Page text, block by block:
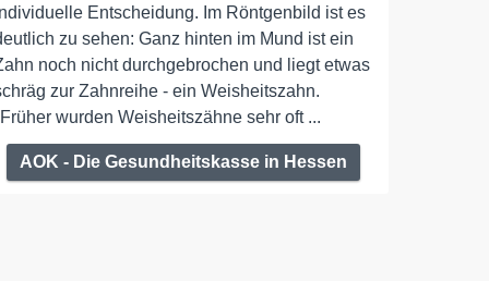
Entscheidung. Im Röntgenbild ist es
zu sehen: Ganz hinten im Mund ist ein
noch nicht durchgebrochen und liegt etwas
zur Zahnreihe - ein Weisheitszahn.
wurden Weisheitszähne sehr oft ...
AOK - Die Gesundheitskasse in Hessen